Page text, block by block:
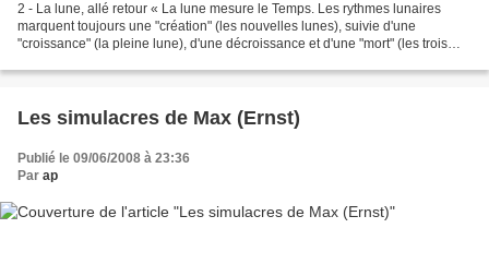
2 - La lune, allé retour « La lune mesure le Temps. Les rythmes lunaires
marquent toujours une "création" (les nouvelles lunes), suivie d'une
"croissance" (la pleine lune), d'une décroissance et d'une "mort" (les trois
Les simulacres de Max (Ernst)
Publié le 09/06/2008 à 23:36
Par ap